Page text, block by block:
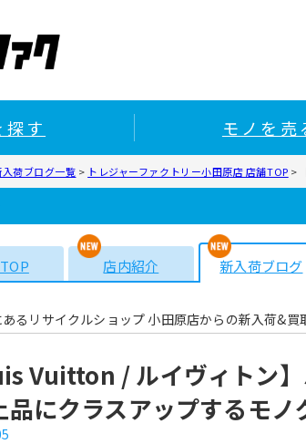
探す モノを売
入荷ブログ一覧 > トレジャーファクトリー小田原店 店舗TOP >
店内紹介 新入荷ブログ
るリサイクルショップ 小田原店からの新入荷&買
Vuitton / ルイヴィトン
品にクラスアップするモノ